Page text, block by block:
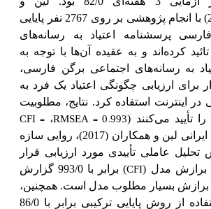
(2017) با انجام پژوهشی بر روی 2767 نفر پایایی
پرسشنامه اعتیاد به رسانه‌های
کرده‌اند و به عقیده آن‌ها با توجه به
به رسانه‌های اجتماعی برگن فارسی،
برای ارزیابی چگونگی اعتیاد یک فرد به
اینترنت استفاده کرد. نتایج، مطلوبیت
تأیید می‌کنند (RMSEA = 0.993، CFI =
). در مطالعه ایرانی لین و همکاران (2017)، روایی سازه
تحلیل عاملی تأییدی مورد ارزیابی قرار
مدل (CFI
) برابر با 993/0 گزارش
برازش بسیار مطلوب مدل است. همچنین،
پایایی سازه با استفاده از روش پایایی ترکیبی برابر با 86/0